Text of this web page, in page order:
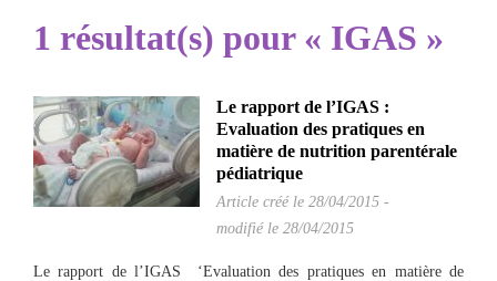
1 résultat(s) pour « IGAS »
Le rapport de l’IGAS :
Evaluation des pratiques en
matière de nutrition parentérale
pédiatrique
Article créé le 28/04/2015 -
modifié le 28/04/2015
Le rapport de l’IGAS ‘Evaluation des pratiques en matière de